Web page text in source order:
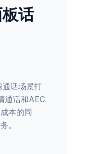
话
话场景打
通话和AEC
本的同
。